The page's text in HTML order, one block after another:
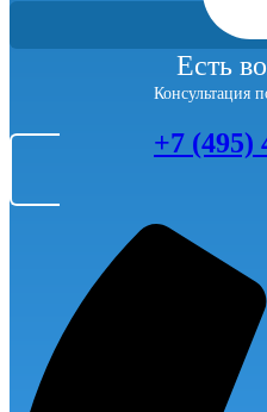
Есть
Консультация
+7 (495)